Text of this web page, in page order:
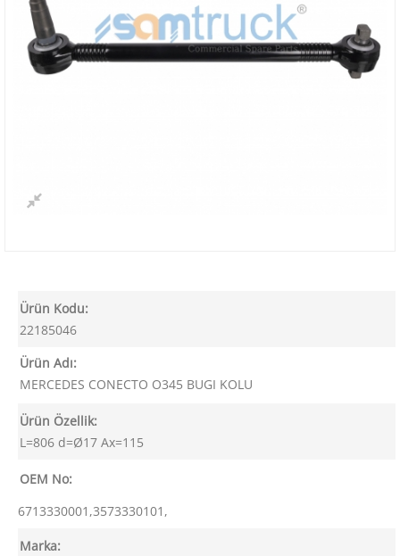
Ürün Kodu:
22185046
Ürün Adı:
MERCEDES CONECTO O345 BUGI KOLU
Ürün Özellik:
L=806 d=Ø17 Ax=115
OEM No:
6713330001,3573330101,
Marka: